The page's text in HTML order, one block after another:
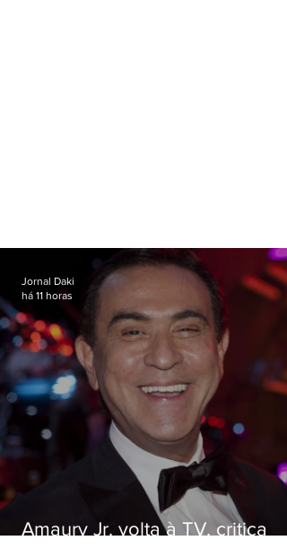
Amaury Jr. volta à TV, critica
Jornal Daki
há 11 horas